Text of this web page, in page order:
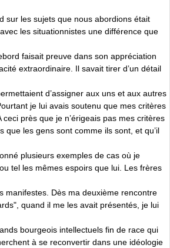
sur les sujets que nous abordions était
les situationnistes une différence que
faisait preuve dans son appréciation
extraordinaire. Il savait tirer d’un détail
d’assigner aux uns et aux autres
je lui avais soutenu que mes critères
près que je n’érigeais pas mes critères
que les gens sont comme ils sont, et qu’il
plusieurs exemples de cas où je
tel les mêmes espoirs que lui. Les frères
manifestes. Dès ma deuxième rencontre
quand il me les avait présentés, je lui
bourgeois intellectuels fin de race qui
à se reconvertir dans une idéologie